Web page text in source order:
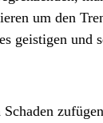
um den
geistigen und